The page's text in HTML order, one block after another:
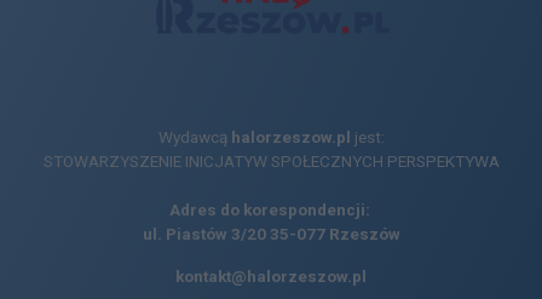
Wydawcą halorzeszow.pl jest:
STOWARZYSZENIE INICJATYW SPOŁECZNYCH PERSPEKTYWA
Adres do korespondencji:
ul. Piastów 3/20 35-077 Rzeszów
kontakt@halorzeszow.pl